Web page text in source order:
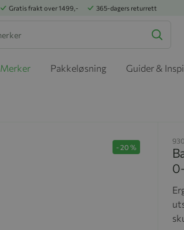
Gratis frakt over 1499,- 365-dagers returrett
Merker Pakkeløsning Guider &
-20 %